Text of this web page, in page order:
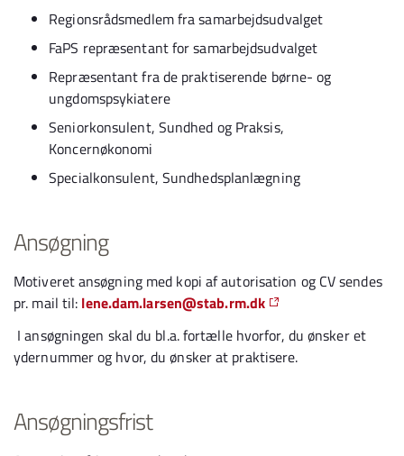
Regionsrådsmedlem fra samarbejdsudvalget
FaPS repræsentant for samarbejdsudvalget
Repræsentant fra de praktiserende børne- og
ungdomspsykiatere
Seniorkonsulent, Sundhed og Praksis,
Koncernøkonomi
Specialkonsulent, Sundhedsplanlægning
Ansøgning
Motiveret ansøgning med kopi af autorisation og CV sendes
pr. mail til: lene.dam.larsen@stab.rm.dk
I ansøgningen skal du bl.a. fortælle hvorfor, du ønsker et
ydernummer og hvor, du ønsker at praktisere.
Ansøgningsfrist